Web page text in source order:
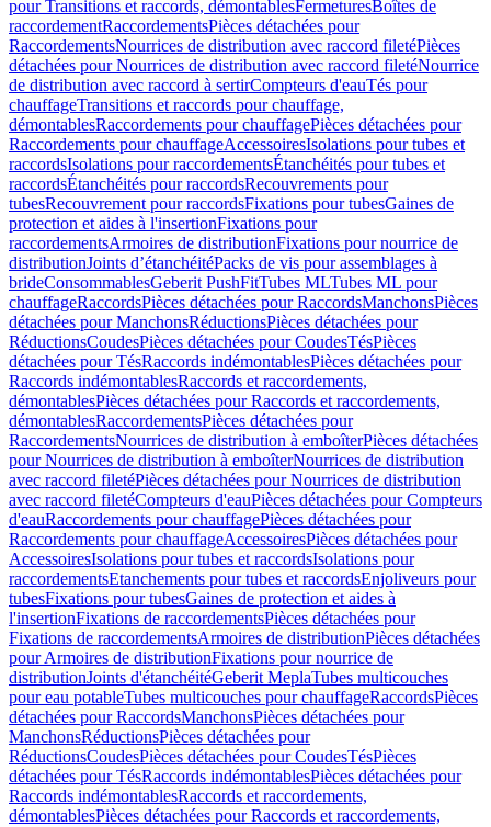
pour Transitions et raccords, démontablesFermeturesBoîtes de
raccordementRaccordementsPièces détachées pour
RaccordementsNourrices de distribution avec raccord filetéPièces
détachées pour Nourrices de distribution avec raccord filetéNourrice
de distribution avec raccord à sertirCompteurs d'eauTés pour
chauffageTransitions et raccords pour chauffage,
démontablesRaccordements pour chauffagePièces détachées pour
Raccordements pour chauffageAccessoiresIsolations pour tubes et
raccordsIsolations pour raccordementsÉtanchéités pour tubes et
raccordsÉtanchéités pour raccordsRecouvrements pour
tubesRecouvrement pour raccordsFixations pour tubesGaines de
protection et aides à l'insertionFixations pour
raccordementsArmoires de distributionFixations pour nourrice de
distributionJoints d’étanchéitéPacks de vis pour assemblages à
brideConsommablesGeberit PushFitTubes MLTubes ML pour
chauffageRaccordsPièces détachées pour RaccordsManchonsPièces
détachées pour ManchonsRéductionsPièces détachées pour
RéductionsCoudesPièces détachées pour CoudesTésPièces
détachées pour TésRaccords indémontablesPièces détachées pour
Raccords indémontablesRaccords et raccordements,
démontablesPièces détachées pour Raccords et raccordements,
démontablesRaccordementsPièces détachées pour
RaccordementsNourrices de distribution à emboîterPièces détachées
pour Nourrices de distribution à emboîterNourrices de distribution
avec raccord filetéPièces détachées pour Nourrices de distribution
avec raccord filetéCompteurs d'eauPièces détachées pour Compteurs
d'eauRaccordements pour chauffagePièces détachées pour
Raccordements pour chauffageAccessoiresPièces détachées pour
AccessoiresIsolations pour tubes et raccordsIsolations pour
raccordementsEtanchements pour tubes et raccordsEnjoliveurs pour
tubesFixations pour tubesGaines de protection et aides à
l'insertionFixations de raccordementsPièces détachées pour
Fixations de raccordementsArmoires de distributionPièces détachées
pour Armoires de distributionFixations pour nourrice de
distributionJoints d'étanchéitéGeberit MeplaTubes multicouches
pour eau potableTubes multicouches pour chauffageRaccordsPièces
détachées pour RaccordsManchonsPièces détachées pour
ManchonsRéductionsPièces détachées pour
RéductionsCoudesPièces détachées pour CoudesTésPièces
détachées pour TésRaccords indémontablesPièces détachées pour
Raccords indémontablesRaccords et raccordements,
démontablesPièces détachées pour Raccords et raccordements,